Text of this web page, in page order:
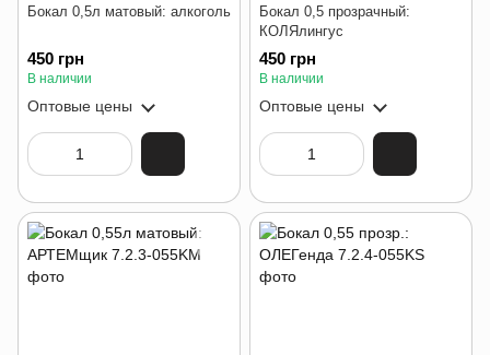
Бокал 0,5л матовый: алкоголь
450 грн
В наличии
Оптовые цены
Бокал 0,5 прозрачный:
КОЛЯлингус
450 грн
В наличии
Оптовые цены